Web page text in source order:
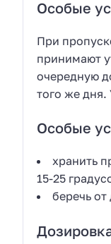
Особые
При
принимают
очередную
того же дня.
Особые
хранить
15-25
беречь от